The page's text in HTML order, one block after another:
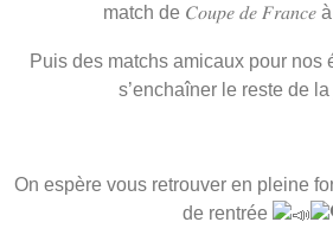
match de 𝐶𝑜𝑢𝑝𝑒 𝑑𝑒 𝐹𝑟𝑎𝑛𝑐𝑒
Puis des matchs amicaux pour nos
s’enchaîner le reste de
On espère vous retrouver en pleine
de rentrée